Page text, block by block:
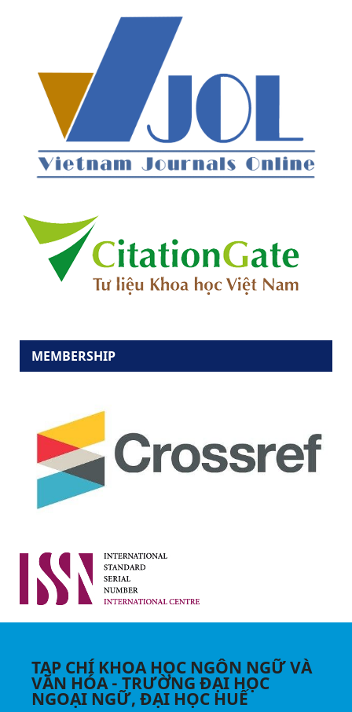
MEMBERSHIP
TẠP CHÍ KHOA HỌC NGÔN NGỮ VÀ
VĂN HÓA - TRƯỜNG ĐẠI HỌC
NGOẠI NGỮ, ĐẠI HỌC HUẾ